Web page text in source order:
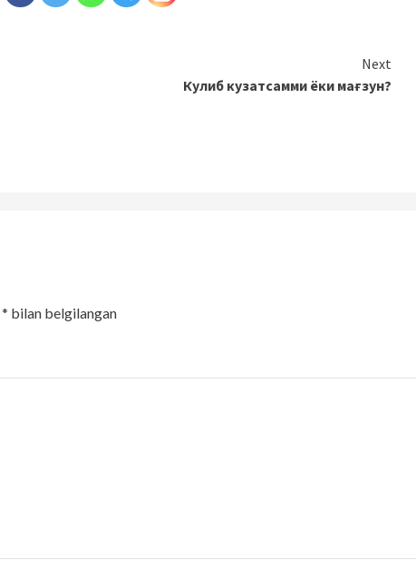
Next
Кулиб кузатсамми ёки мағзун?
* bilan belgilangan